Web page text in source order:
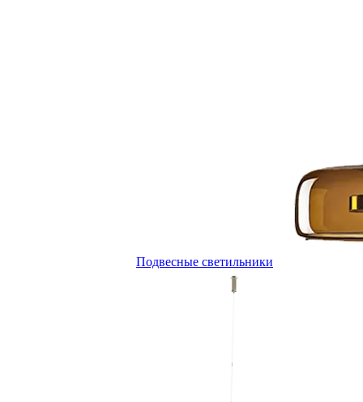
Подвесные светильники